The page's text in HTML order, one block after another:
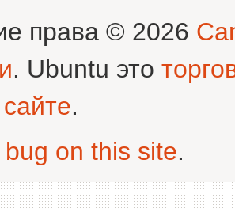
права © 2026
. Ubuntu это
.
on this site.